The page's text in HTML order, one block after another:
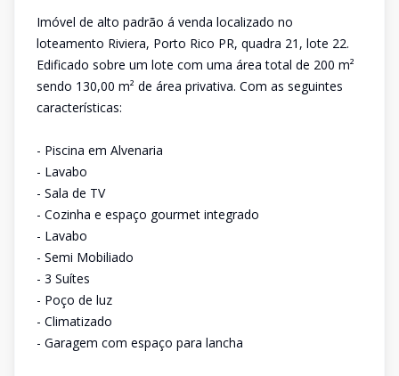
Imóvel de alto padrão á venda localizado no
loteamento Riviera, Porto Rico PR, quadra 21, lote 22.
Edificado sobre um lote com uma área total de 200 m²
sendo 130,00 m² de área privativa. Com as seguintes
características:
- Piscina em Alvenaria
- Lavabo
- Sala de TV
- Cozinha e espaço gourmet integrado
- Lavabo
- Semi Mobiliado
- 3 Suítes
- Poço de luz
- Climatizado
- Garagem com espaço para lancha